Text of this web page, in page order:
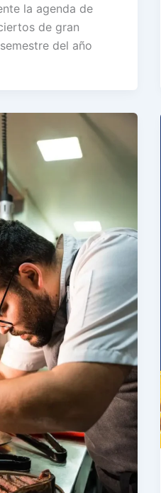
la agenda de
de gran
del año